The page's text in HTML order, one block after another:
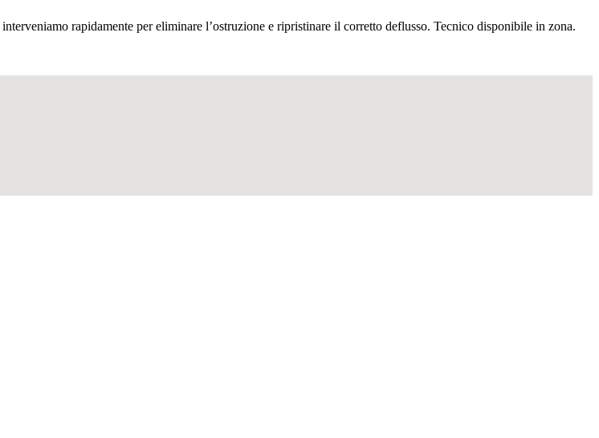
interveniamo rapidamente per eliminare l’ostruzione e ripristinare il corretto deflusso. Tecnico disponibile in zona.